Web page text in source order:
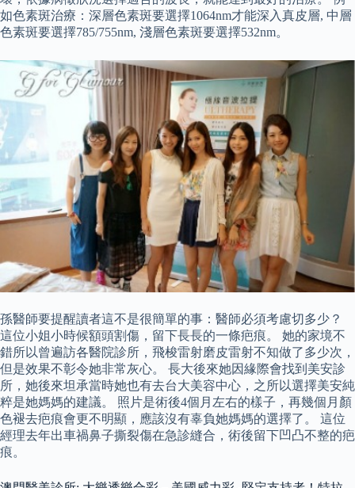
如色素斑治療：深層色素斑要選擇1064nm才能深入真皮層, 中層
色素斑要選擇785/755nm, 淺層色素斑要選擇532nm。
孫醫師要提醒讀者這不是很簡單的事：醫師必須考慮切多少？
這位小姐小時候額頭割傷，留下長長的一條疤痕。 她的家境不
錯所以曾遍訪各醫院診所，飛梭雷射磨皮雷射不知做了多少次，
但是效果不彰令她非常灰心。 長大後來她因緣際會找到美安診
所，她後來坦承當時她也有去台大美容中心，之所以選擇美安純
粹是她媽媽的建議。 照片是術後4個月左右的樣子，再幾個月顏
色褪去疤痕會更不明顯，應該沒有辜負她媽媽的選擇了。 這位
經理去年出車禍鼻子撕裂傷在急診縫合，術後留下凹凸不整的疤
痕。